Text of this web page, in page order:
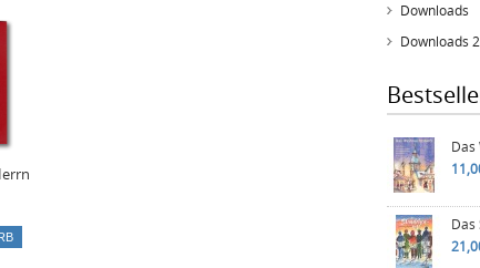
Downloads
Downloads 2
Das
Das